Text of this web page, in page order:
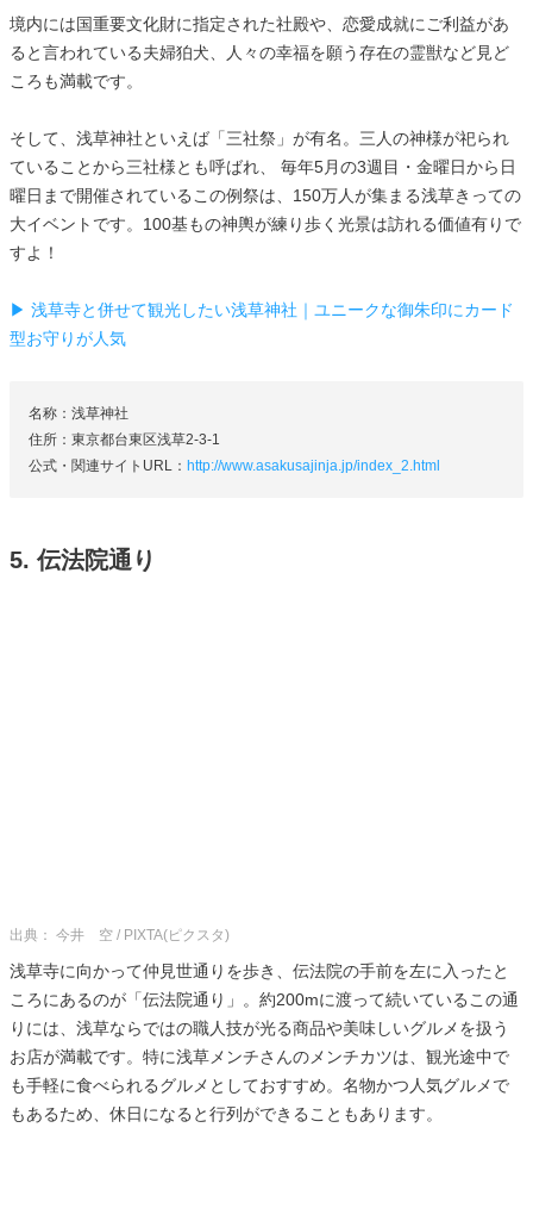
境内には国重要文化財に指定された社殿や、恋愛成就にご利益があ
ると言われている夫婦狛犬、人々の幸福を願う存在の霊獣など見ど
ころも満載です。
そして、浅草神社といえば「三社祭」が有名。三人の神様が祀られ
ていることから三社様とも呼ばれ、 毎年5月の3週目・金曜日から日
曜日まで開催されているこの例祭は、150万人が集まる浅草きっての
大イベントです。100基もの神輿が練り歩く光景は訪れる価値有りで
すよ！
▶ 浅草寺と併せて観光したい浅草神社｜ユニークな御朱印にカード
型お守りが人気
名称：浅草神社
住所：東京都台東区浅草2-3-1
公式・関連サイトURL： http://www.asakusajinja.jp/index_2.html
5. 伝法院通り
出典： 今井 空 / PIXTA(ピクスタ)
浅草寺に向かって仲見世通りを歩き、伝法院の手前を左に入ったと
ころにあるのが「伝法院通り」。約200mに渡って続いているこの通
りには、浅草ならではの職人技が光る商品や美味しいグルメを扱う
お店が満載です。特に浅草メンチさんのメンチカツは、観光途中で
も手軽に食べられるグルメとしておすすめ。名物かつ人気グルメで
もあるため、休日になると行列ができることもあります。